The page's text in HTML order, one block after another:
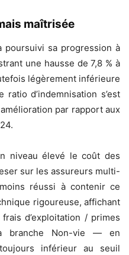
maîtrisée
poursuivi sa progression à
une hausse de 7,8 % à
légèrement inférieure
d’indemnisation s’est
par rapport aux
niveau élevé le coût des
sur les assureurs multi-
réussi à contenir ce
rigoureuse, affichant
d’exploitation / primes
branche Non-vie — en
inférieur au seuil